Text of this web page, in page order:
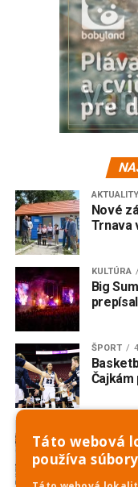
AKTUALITY
Nové
Trnava
KULTÚRA
Big
ŠPORT
Táto webová
používa